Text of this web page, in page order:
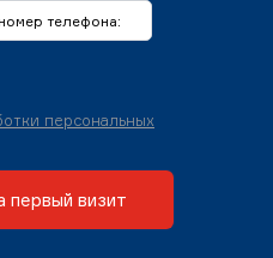
персональных
первый визит